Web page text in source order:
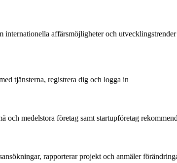
affärsmöjligheter och
tjänsterna, registrera dig och logga in
och medelstora företag samt startupföretag
rapporterar projekt och anmäler